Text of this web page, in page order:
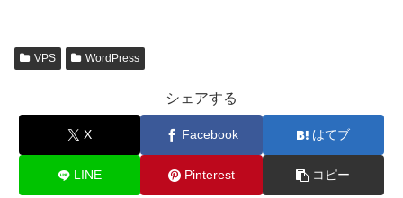
VPS WordPress
シェアする
X Facebook はてブ
LINE Pinterest コピー